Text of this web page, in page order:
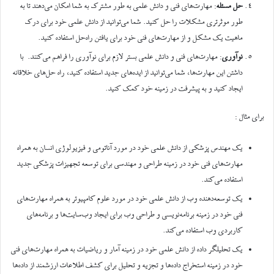
حل مسئله: مهارت‌های فنی و دانش علمی به طور مشترک به شما امکان می‌دهند تا به
طور موثرتری مشکلات را حل کنید. شما می‌توانید از دانش علمی خود برای درک
ماهیت یک مشکل و از مهارت‌های فنی خود برای یافتن راه‌حل استفاده کنید.
نوآوری: مهارت‌های فنی و دانش علمی بستر لازم برای نوآوری را فراهم می‌کنند. با
داشتن این مهارت‌ها، شما می‌توانید از ایده‌های جدید استفاده کنید، راه حل‌های خلاقانه
ایجاد کنید و به پیشرفت در زمینه خود کمک کنید.
برای مثال‌ :
یک مهندس پزشکی از دانش علمی خود در مورد آناتومی و فیزیولوژی انسان به همراه
مهارت‌های فنی خود در زمینه طراحی و مهندسی برای توسعه تجهیزات پزشکی جدید
استفاده می‌کند.
یک توسعه‌دهنده وب از دانش علمی خود در مورد علوم کامپیوتر به همراه مهارت‌های
فنی خود در زمینه برنامه‌نویسی و طراحی وب برای ایجاد وب‌سایت‌ها و برنامه‌های
کاربردی وب استفاده می‌کند.
یک تحلیلگر داده از دانش علمی خود در زمینه آمار و ریاضیات به همراه مهارت‌های فنی
خود در زمینه استخراج داده‌ها و تجزیه و تحلیل برای کشف اطلاعات ارزشمند از داده‌ها